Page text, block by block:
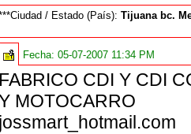
/ Estado (País):Tijuana bc.
Fecha:05-07-2007 11:34 PM
FABRICO CDI Y CDI
MOTOCARRO
jossmart_hotmail.com